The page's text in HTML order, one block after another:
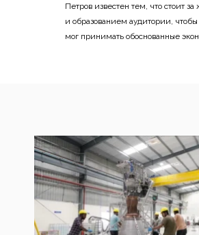
Петров известен тем, что стоит
и образованием аудитории,
мог принимать обоснованные